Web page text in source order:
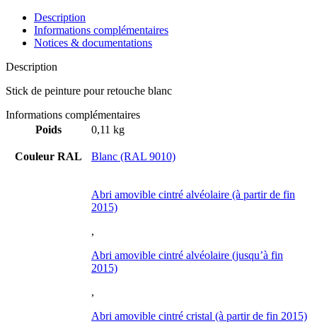
Description
Informations complémentaires
Notices & documentations
Description
Stick de peinture pour retouche blanc
Informations complémentaires
Poids
0,11 kg
Couleur RAL Blanc (RAL 9010)
Abri amovible cintré alvéolaire (à partir de fin
2015)
,
Abri amovible cintré alvéolaire (jusqu’à fin
2015)
,
Abri amovible cintré cristal (à partir de fin 2015)